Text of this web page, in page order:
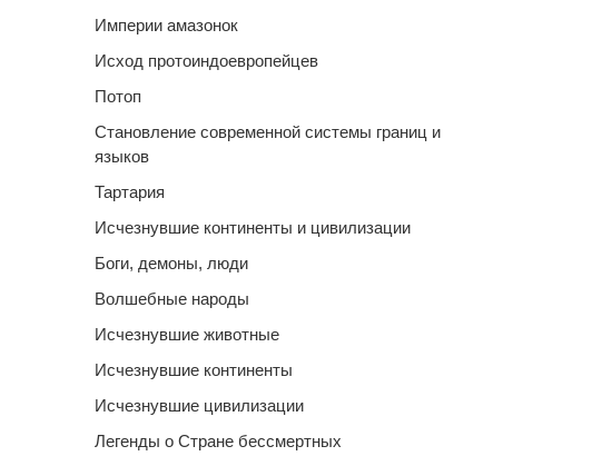
Империи амазонок
Исход протоиндоевропейцев
Потоп
Становление современной системы границ и
языков
Тартария
Исчезнувшие континенты и цивилизации
Боги, демоны, люди
Волшебные народы
Исчезнувшие животные
Исчезнувшие континенты
Исчезнувшие цивилизации
Легенды о Стране бессмертных